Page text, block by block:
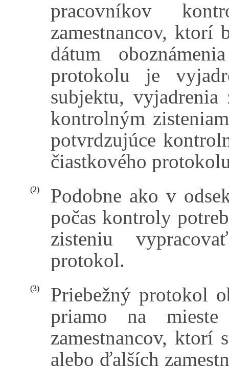
pracovníkov
zamestnancov, ktorí
dátum
protokolu je
subjektu, vyjadrenia
kontrolným
potvrdzujúce
čiastkového
(2)
Podobne ako v
počas kontroly
zisteniu
protokol.
(3)
Priebežný protokol
priamo na
zamestnancov, ktorí
alebo ďalších